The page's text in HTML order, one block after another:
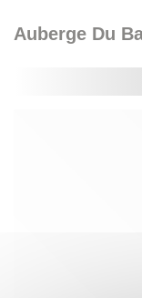
Auberge Du